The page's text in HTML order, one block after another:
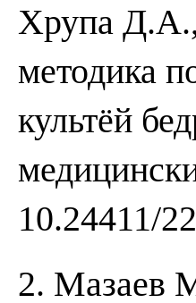
Хрупа
методика
культёй
10.24411/
2. Мазаев